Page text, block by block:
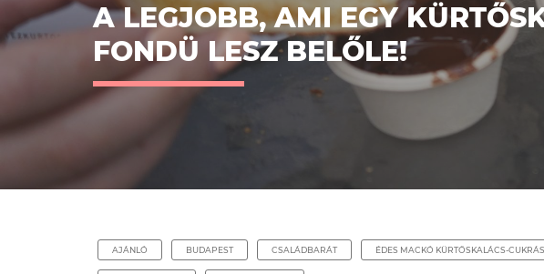
A LEGJOBB, AMI EGY
FONDÜ LESZ BELŐLE!
AJÁNLÓ BUDAPEST CSALÁDBARÁT ÉDES MACKÓ KÜRTŐSKALÁCS-